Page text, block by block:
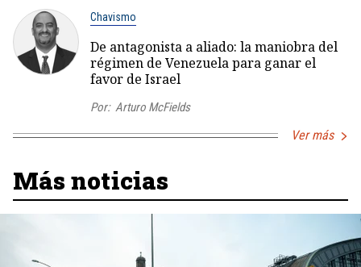
Chavismo
De antagonista a aliado: la maniobra del
régimen de Venezuela para ganar el
favor de Israel
Por: Arturo McFields
Ver más
Más noticias